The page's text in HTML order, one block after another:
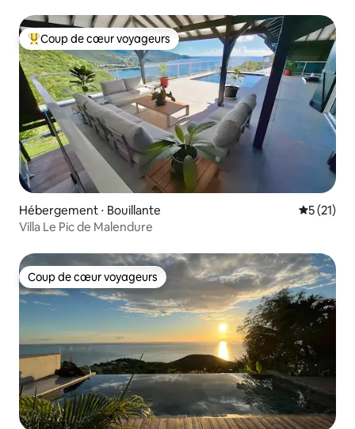
Coups de cœur voyageurs les plus appréciés
Coup de cœur voyageurs
Hébergement ⋅ Bouillante
5 (21)
Villa Le Pic de Malendure
Coup de cœur voyageurs
Coup de cœur voyageurs